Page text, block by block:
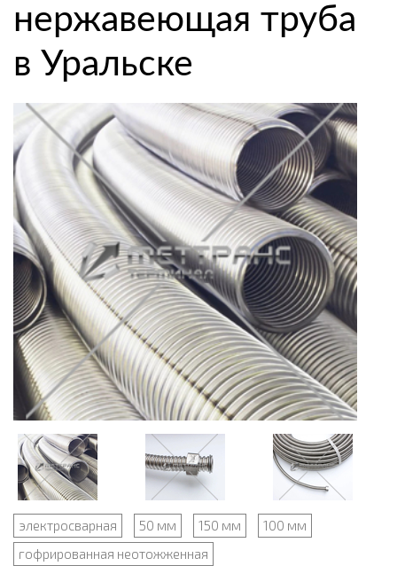
нержавеющая труба
в Уральске
электросварная 50 мм 150 мм
100 мм
гофрированная неотожженная